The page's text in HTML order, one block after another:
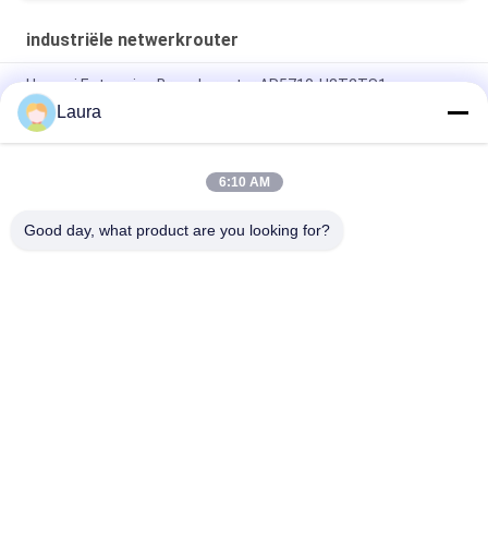
industriële netwerkrouter
Huawei Enterprise Branch-router AR5710-H8T2TS1
Huawei cloud-backbone-router, CR5P03BASD75, NE40E-X3A-
router, 2 MPU's/2 gelijkstroomvoeding/geen software
Huawei NetEngine 8000 F1A-8H20Q Router, voor alle diensten
Laura
6:10 AM
Good day, what product are you looking for?